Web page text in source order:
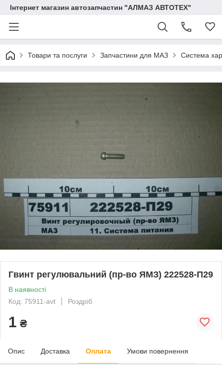
Інтернет магазин автозапчастин "АЛМАЗ АВТОТЕХ"
Товари та послуги Запчастини для МАЗ Система
Гвинт регулювальний (пр-во ЯМЗ) 222528-П29
В наявності
Код: 75911-avt
Роздріб
1 ₴
Опис Доставка Оплата Умови повернення